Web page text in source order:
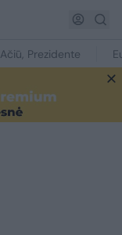
Ačiū, Prezidente